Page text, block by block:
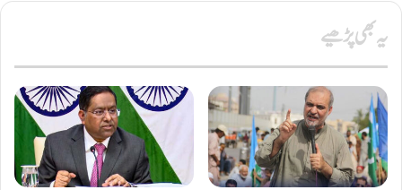
یہ بھی پڑھیے